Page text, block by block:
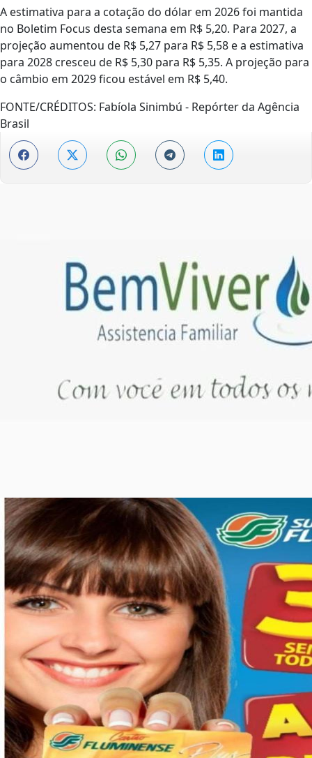
A estimativa para a cotação do dólar em 2026 foi mantida
no Boletim Focus desta semana em R$ 5,20. Para 2027, a
projeção aumentou de R$ 5,27 para R$ 5,58 e a estimativa
para 2028 cresceu de R$ 5,30 para R$ 5,35. A projeção para
o câmbio em 2029 ficou estável em R$ 5,40.
FONTE/CRÉDITOS: Fabíola Sinimbú - Repórter da Agência
Brasil